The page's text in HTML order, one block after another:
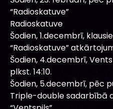
“Radioskatuve”
Radioskatuve
Šodien, 1.decembrī,
“Radioskatuve”
Šodien, 4.decembrī,
plkst. 14:10.
Šodien, 5.decembrī, pēc
Triple-double sadarbībā